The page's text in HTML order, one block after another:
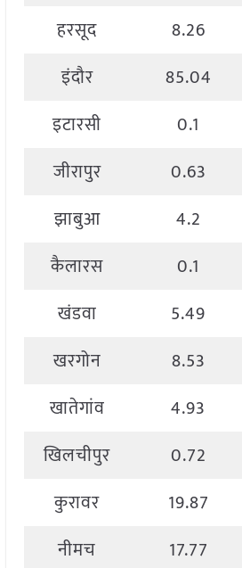
हरसूद
8.26
इंदौर
85.04
इटारसी
0.1
जीरापुर
0.63
झाबुआ
4.2
कैलारस
0.1
खंडवा
5.49
खरगोन
8.53
खातेगांव
4.93
खिलचीपुर
0.72
कुरावर
19.87
नीमच
17.77